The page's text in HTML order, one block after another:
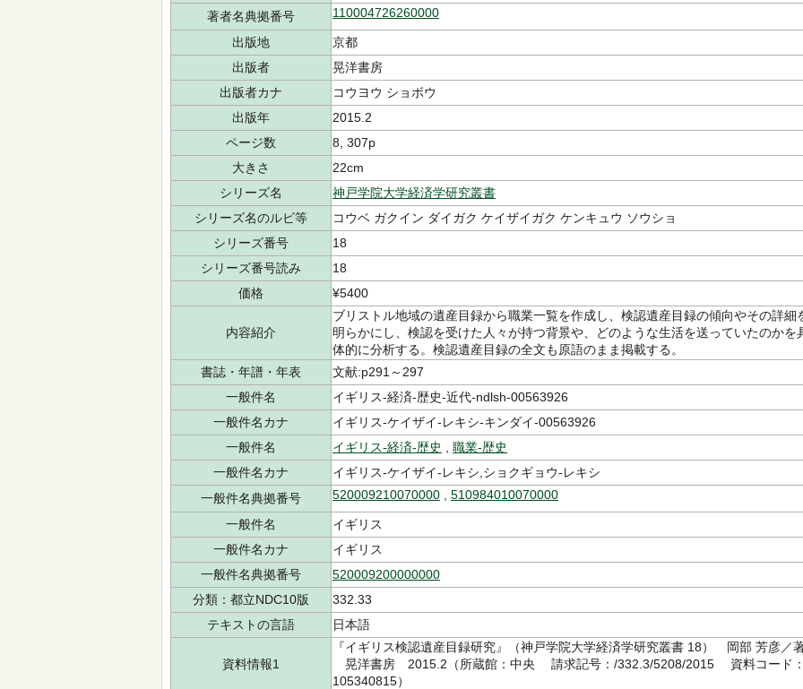
著者名典拠番号
110004726260000
出版地
京都
出版者
晃洋書房
出版者カナ
コウヨウ ショボウ
出版年
2015.2
ページ数
8, 307p
大きさ
22cm
シリーズ名
神戸学院大学経済学研究叢書
シリーズ名のルビ等
コウベ ガクイン ダイガク ケイザイガク ケンキュウ ソウショ
シリーズ番号
18
シリーズ番号読み
18
価格
¥5400
内容紹介
ブリストル地域の遺産目録から職業一覧を作成し、検認遺産目録の傾向やその詳細
明らかにし、検認を受けた人々が持つ背景や、どのような生活を送っていたのかを
体的に分析する。検認遺産目録の全文も原語のまま掲載する。
書誌・年譜・年表
文献:p291～297
一般件名
イギリス-経済-歴史-近代-ndlsh-00563926
一般件名カナ
イギリス-ケイザイ-レキシ-キンダイ-00563926
一般件名
イギリス-経済-歴史
職業-歴史
一般件名カナ
イギリス-ケイザイ-レキシ,ショクギョウ-レキシ
一般件名典拠番号
520009210070000 510984010070000
一般件名
イギリス
一般件名カナ
イギリス
一般件名典拠番号
520009200000000
分類：都立NDC10版
332.33
テキストの言語
日本語
資料情報1
『イギリス検認遺産目録研究』（神戸学院大学経済学研究叢書 18） 岡部 芳彦／
晃洋書房 2015.2（所蔵館：中央 請求記号：/332.3/5208/2015 資料コード
105340815）